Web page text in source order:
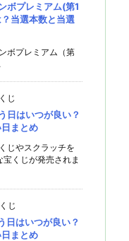
ボプレミアム(第1
当選本数と当選
ボプレミアム（第
じ
日はいつが良い？
まとめ
じやスクラッチを
くじが発売されま
じ
日はいつが良い？
まとめ